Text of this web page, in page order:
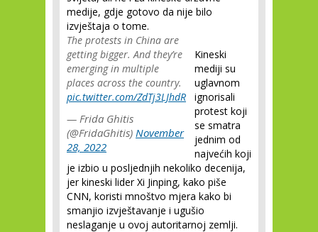
medije, gdje gotovo da nije bilo
izvještaja o tome.
The protests in China are
getting bigger. And they’re
emerging in multiple
places across the country.
pic.twitter.com/ZdTj3LJhdR
— Frida Ghitis
(@FridaGhitis) November
28, 2022
Kineski
mediji su
uglavnom
ignorisali
protest koji
se smatra
jednim od
najvećih koji
je izbio u posljednjih nekoliko decenija,
jer kineski lider Xi Jinping, kako piše
CNN, koristi mnoštvo mjera kako bi
smanjio izvještavanje i ugušio
neslaganje u ovoj autoritarnoj zemlji.